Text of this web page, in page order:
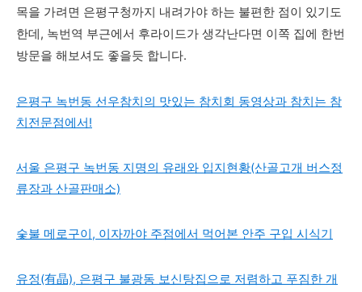
목을 가려면 은평구청까지 내려가야 하는 불편한 점이 있기도
한데, 녹번역 부근에서 후라이드가 생각난다면 이쪽 집에 한번
방문을 해보셔도 좋을듯 합니다.
은평구 녹번동 선우참치의 맛있는 참치회 동영상과 참치는 참
치전문점에서!
서울 은평구 녹번동 지명의 유래와 입지현황(산골고개 버스정
류장과 산골판매소)
숯불 메로구이, 이자까야 주점에서 먹어본 안주 구입 시식기
유정(有晶), 은평구 불광동 보신탕집으로 저렴하고 푸짐한 개